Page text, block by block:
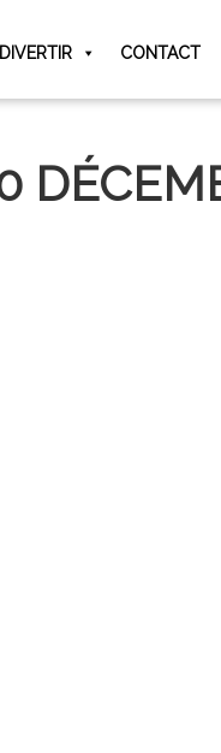
CONTACT